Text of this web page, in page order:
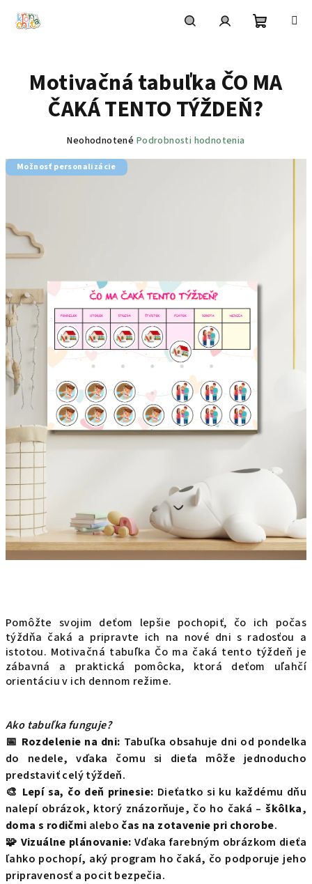
košík
Pomôžte svojim deťom lepšie pochopiť, čo ich počas
týždňa čaká a pripravte ich na nové dni s radosťou a
istotou. Motivačná tabuľka Čo ma čaká tento týždeň je
zábavná a praktická pomôcka, ktorá deťom uľahčí
orientáciu v ich dennom režime.
Ako tabuľka funguje?
📅 Rozdelenie na dni: Tabuľka obsahuje dni od pondelka
do nedele, vďaka čomu si dieťa môže jednoducho
predstaviť celý týždeň.
🎨 Lepí sa, čo deň prinesie: Dieťatko si ku každému dňu
nalepí obrázok, ktorý znázorňuje, čo ho čaká –škôlka,
doma s rodičmi alebo čas na zotavenie pri chorobe.
🧩 Vizuálne plánovanie: Vďaka farebným obrázkom dieťa
ľahko pochopí, aký program ho čaká, čo podporuje jeho
pripravenosť a pocit bezpečia.
Motivačná tabuľka ČO MA
ČAKÁ TENTO TÝŽDEŇ?
Priemerné
produktu
Neohodnotené Podrobnosti hodnotenia
Možnosť personalizácie